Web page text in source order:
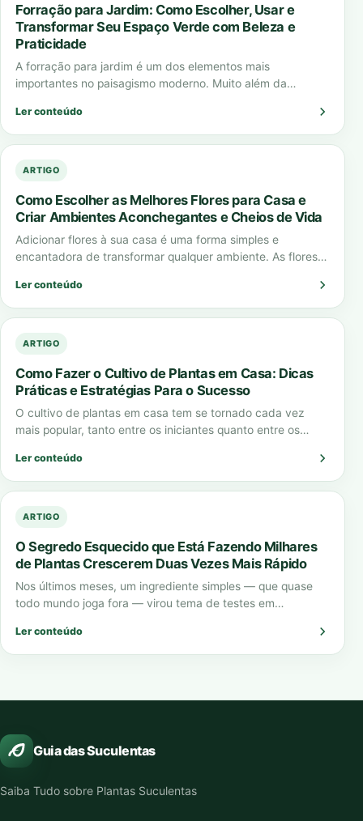
Forração para Jardim: Como Escolher, Usar e
Transformar Seu Espaço Verde com Beleza e
Praticidade
A forração para jardim é um dos elementos mais
importantes no paisagismo moderno. Muito além da
Ler conteúdo
ARTIGO
Como Escolher as Melhores Flores para Casa e
Criar Ambientes Aconchegantes e Cheios de Vida
Adicionar flores à sua casa é uma forma simples e
encantadora de transformar qualquer ambiente. As flores
Ler conteúdo
ARTIGO
Como Fazer o Cultivo de Plantas em Casa: Dicas
Práticas e Estratégias Para o Sucesso
O cultivo de plantas em casa tem se tornado cada vez
mais popular, tanto entre os iniciantes quanto entre os
Ler conteúdo
ARTIGO
O Segredo Esquecido que Está Fazendo Milhares
de Plantas Crescerem Duas Vezes Mais Rápido
Nos últimos meses, um ingrediente simples — que quase
todo mundo joga fora — virou tema de testes em
Ler conteúdo
Guia das Suculentas
Saiba Tudo sobre Plantas Suculentas